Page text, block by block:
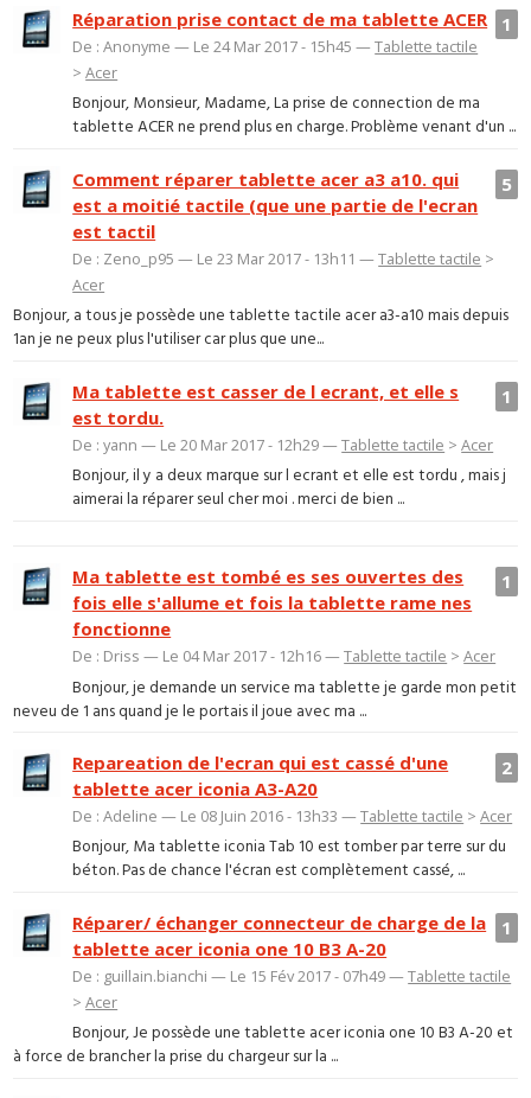
1
Réparation prise contact de ma tablette ACER
De : Anonyme — Le 24 Mar 2017 - 15h45 —Tablette tactile
>Acer
Bonjour, Monsieur, Madame, La prise de connection de ma
tablette ACER ne prend plus en charge. Problème venant d'un ...
5
Comment réparer tablette acer a3 a10. qui
est a moitié tactile (que une partie de l'ecran
est tactil
De : Zeno_p95 — Le 23 Mar 2017 - 13h11 —Tablette tactile >
Acer
Bonjour, a tous je possède une tablette tactile acer a3-a10 mais depuis
1an je ne peux plus l'utiliser car plus que une...
1
Ma tablette est casser de l ecrant, et elle s
est tordu.
De : yann — Le 20 Mar 2017 - 12h29 —Tablette tactile >Acer
Bonjour, il y a deux marque sur l ecrant et elle est tordu , mais j
aimerai la réparer seul cher moi . merci de bien ...
1
Ma tablette est tombé es ses ouvertes des
fois elle s'allume et fois la tablette rame nes
fonctionne
De : Driss — Le 04 Mar 2017 - 12h16 —Tablette tactile >Acer
Bonjour, je demande un service ma tablette je garde mon petit
neveu de 1 ans quand je le portais il joue avec ma ...
2
Repareation de l'ecran qui est cassé d'une
tablette acer iconia A3-A20
De : Adeline — Le 08 Juin 2016 - 13h33 —Tablette tactile >Acer
Bonjour, Ma tablette iconia Tab 10 est tomber par terre sur du
béton. Pas de chance l'écran est complètement cassé, ...
1
Réparer/ échanger connecteur de charge de la
tablette acer iconia one 10 B3 A-20
De : guillain.bianchi — Le 15 Fév 2017 - 07h49 —Tablette tactile
>Acer
Bonjour, Je possède une tablette acer iconia one 10 B3 A-20 et
à force de brancher la prise du chargeur sur la ...